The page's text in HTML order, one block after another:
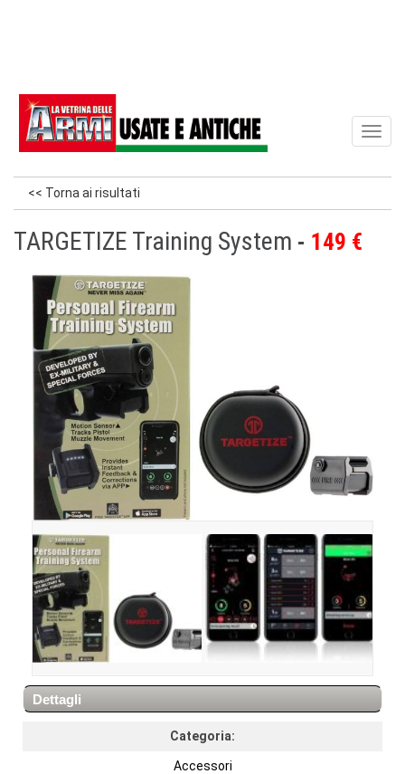
<< Torna ai risultati
TARGETIZE Training System 149 €
Dettagli
Categoria:
Accessori